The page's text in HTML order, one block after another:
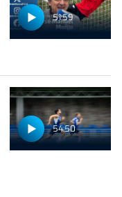
51:59
54:50